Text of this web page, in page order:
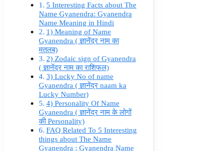
5 Interesting Facts about The
Name Gyanendra: Gyanendra
Name Meaning in Hindi
1) Meaning of Name
Gyanendra ( ज्ञानेंद्र नाम का
मतलब)
2) Zodaic sign of Gyanendra
( ज्ञानेंद्र नाम का राशिफल)
3) Lucky No of name
Gyanendra ( ज्ञानेंद्र naam ka
Lucky Number)
4) Personality Of Name
Gyanendra ( ज्ञानेंद्र नाम के लोगों
की Personality)
FAQ Related To 5 Interesting
things about The Name
Gyanendra : Gyanendra Name